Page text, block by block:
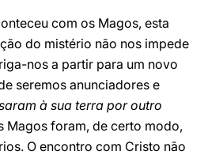
com os Magos, esta
do mistério não nos impede
nos a partir para um novo
seremos anunciadores e
à sua terra por outro
Magos foram, de certo modo,
O encontro com Cristo não